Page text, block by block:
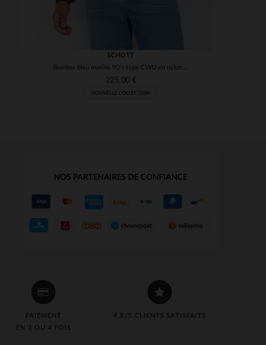
SCHOTT
Bomber bleu marine 90's type CWU en nylon recyclé
225,00 €
NOUVELLE COLLECTION
PAIEMENT
EN 3 OU 4 FOIS
4,8/5 CLIENTS SATISFAITS
NOS PARTENAIRES DE CONFIANCE